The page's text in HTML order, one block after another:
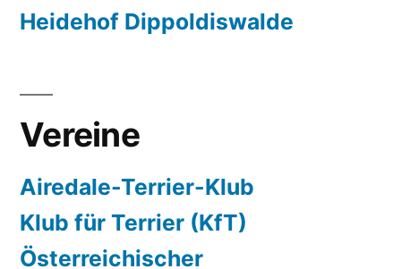
Heidehof Dippoldiswalde
Vereine
Airedale-Terrier-Klub
Klub für Terrier (KfT)
Österreichischer